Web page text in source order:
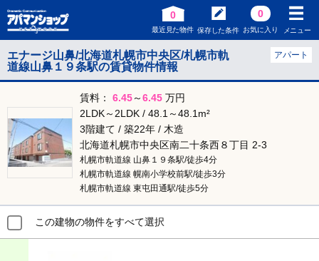
0
最近見た物件 保存した条件
0
お気に入り メニュー
エナージ山鼻/北海道札幌市中央区/札幌市軌
道線山鼻１９条駅の賃貸物件情報
アパート
賃料： 6.45～6.45 万円
2LDK～2LDK / 48.1～48.1m²
3階建て / 築22年 / 木造
北海道札幌市中央区南二十条西８丁目 2-3
札幌市軌道線 山鼻１９条駅/徒歩4分
札幌市軌道線 幌南小学校前駅/徒歩3分
札幌市軌道線 東屯田通駅/徒歩5分
この建物の物件をすべて選択